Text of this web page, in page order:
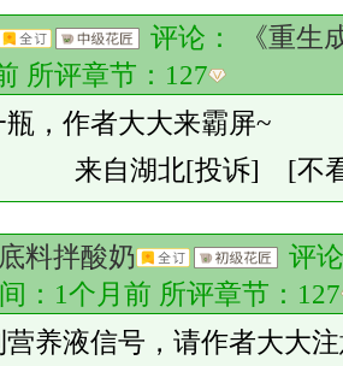
评论：
《重生
所评章节： 127
，作者大大来霸屏~
来自湖北[投诉] [不
料拌酸奶
评
：1个月前 所评章节： 127
养液信号，请作者大大